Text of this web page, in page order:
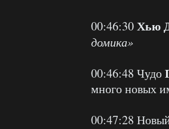
00:46:30Хью
домика»
00:46:48 Чудо
много новых
00:47:28